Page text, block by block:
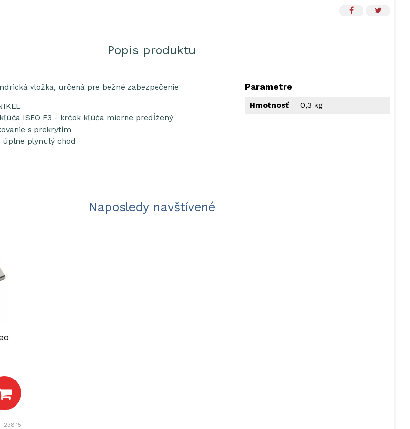
Popis produktu
Parametre
Hmotnosť 0,3 kg
vložka, určená pre bežné zabezpečenie
ISEO F3 - krčok kľúča mierne predĺžený
s prekrytím
plynulý chod
Naposledy navštívené
23875